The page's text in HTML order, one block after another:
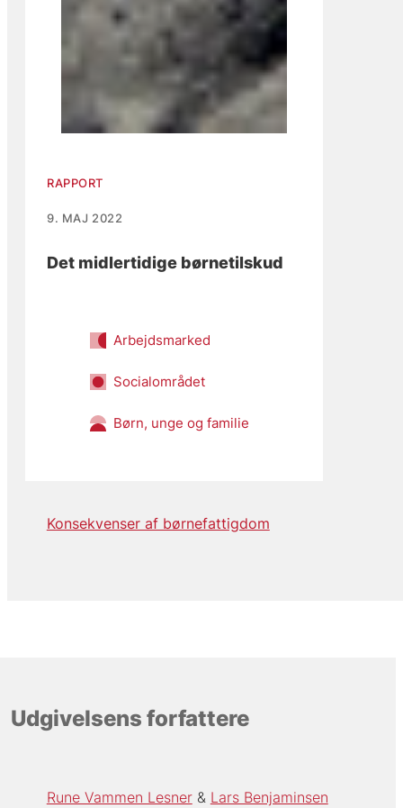
RAPPORT
9. MAJ 2022
Det midlertidige børnetilskud
Arbejdsmarked
Socialområdet
Børn, unge og familie
Konsekvenser af børnefattigdom
Udgivelsens forfattere
Rune Vammen Lesner Lars Benjaminsen